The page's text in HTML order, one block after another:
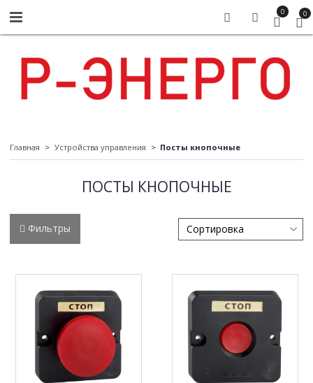
0 0
Главная Устройства управления Посты кнопочные
ПОСТЫ КНОПОЧНЫЕ
Фильтры